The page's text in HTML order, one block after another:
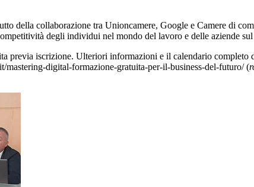
della collaborazione tra Unioncamere, Google e Camere di
degli individui nel mondo del lavoro e delle aziende sul
previa iscrizione. Ulteriori informazioni e il calendario completo
digital-formazione-gratuita-per-il-business-del-futuro/ (